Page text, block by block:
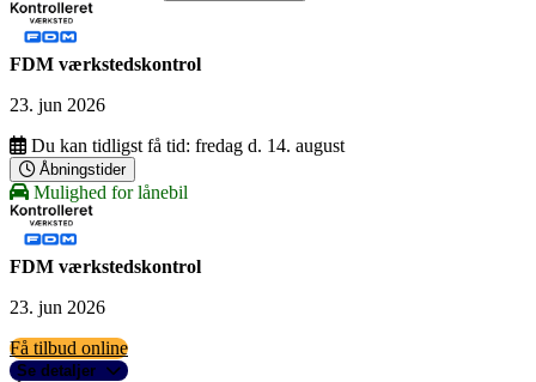
FDM værkstedskontrol
23. jun 2026
Du kan tidligst få tid: fredag d. 14. august
Åbningstider
Mulighed for lånebil
FDM værkstedskontrol
23. jun 2026
Få tilbud online
Se detaljer